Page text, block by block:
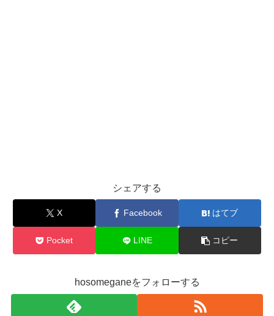
シェアする
X Facebook はてブ
Pocket LINE コピー
hosomeganeをフォローする